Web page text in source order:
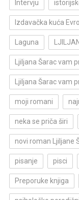
Intervju
Izdavačka kuća
Laguna
Ljiljana Šarac vam
Ljiljana Šarac vam
moji romani
neka se priča širi
novi roman Ljiljane
pisanje pisci
Preporuke knjiga